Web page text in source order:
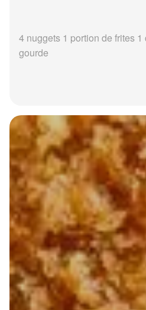
4 nuggets 1 portion de frites
gourde